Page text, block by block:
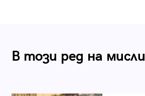
В този ред на мисли